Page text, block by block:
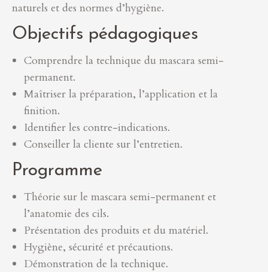
naturels et des normes d’hygiène.
Objectifs pédagogiques
Comprendre la technique du mascara semi-
permanent.
Maîtriser la préparation, l’application et la
finition.
Identifier les contre-indications.
Conseiller la cliente sur l’entretien.
Programme
Théorie sur le mascara semi-permanent et
l’anatomie des cils.
Présentation des produits et du matériel.
Hygiène, sécurité et précautions.
Démonstration de la technique.